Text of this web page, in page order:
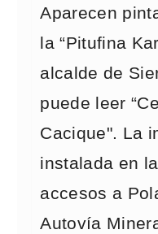
Aparecen
la “Pitufina
alcalde de
puede leer
Cacique". La
instalada en
accesos a
Autovía